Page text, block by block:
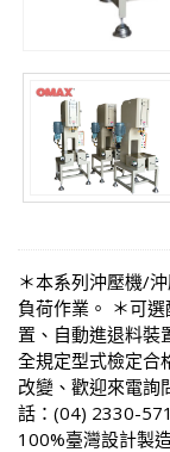
＊本系列沖壓機/
負荷作業。 ＊可
置、自動進退料裝
全規定型式檢定合
改變、歡迎來電詢
話：(04) 2330-
100%臺灣設計製